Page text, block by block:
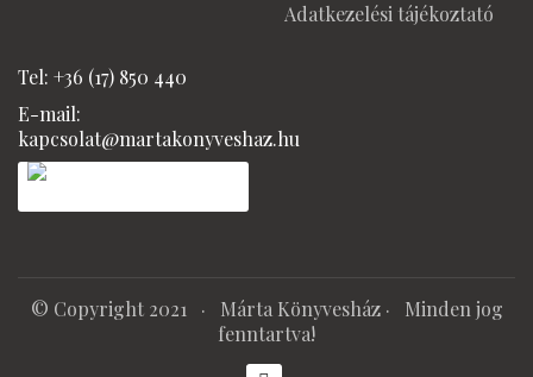
Adatkezelési tájékoztató
Tel: +36 (17) 850 440
E-mail:
kapcsolat@martakonyveshaz.hu
© Copyright 2021 · Márta Könyvesház· Minden jog
fenntartva!